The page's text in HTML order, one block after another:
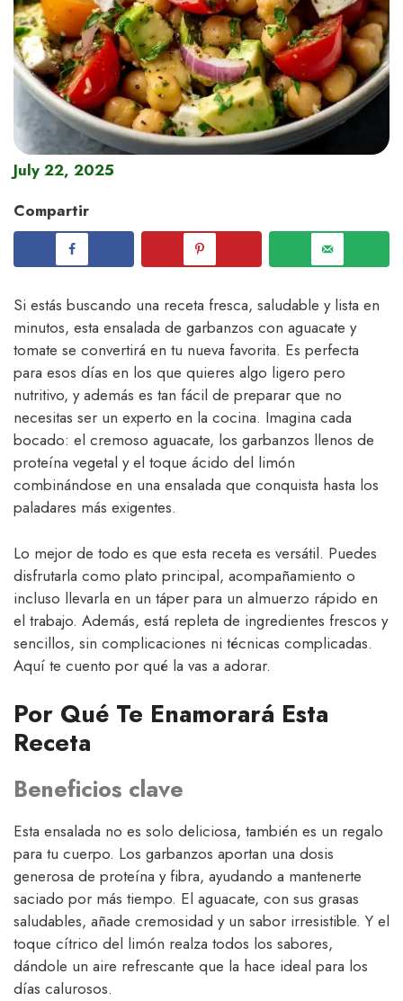
July 22, 2025
Compartir
Si estás buscando una receta fresca, saludable y lista en
minutos, esta ensalada de garbanzos con aguacate y
tomate se convertirá en tu nueva favorita. Es perfecta
para esos días en los que quieres algo ligero pero
nutritivo, y además es tan fácil de preparar que no
necesitas ser un experto en la cocina. Imagina cada
bocado: el cremoso aguacate, los garbanzos llenos de
proteína vegetal y el toque ácido del limón
combinándose en una ensalada que conquista hasta los
paladares más exigentes.
Lo mejor de todo es que esta receta es versátil. Puedes
disfrutarla como plato principal, acompañamiento o
incluso llevarla en un táper para un almuerzo rápido en
el trabajo. Además, está repleta de ingredientes frescos y
sencillos, sin complicaciones ni técnicas complicadas.
Aquí te cuento por qué la vas a adorar.
Por Qué Te Enamorará Esta
Receta
Beneficios clave
Esta ensalada no es solo deliciosa, también es un regalo
para tu cuerpo. Los garbanzos aportan una dosis
generosa de proteína y fibra, ayudando a mantenerte
saciado por más tiempo. El aguacate, con sus grasas
saludables, añade cremosidad y un sabor irresistible. Y el
toque cítrico del limón realza todos los sabores,
dándole un aire refrescante que la hace ideal para los
días calurosos.